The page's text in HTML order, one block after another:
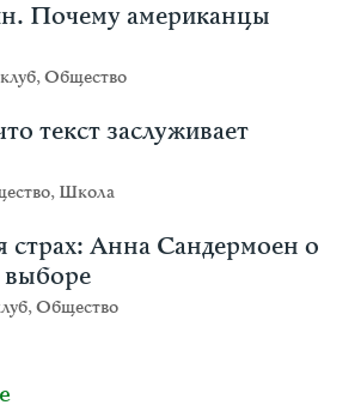
Почему американцы
,Общество
текст заслуживает
, Школа
страх: Анна Сандермоен о
выборе
,Общество